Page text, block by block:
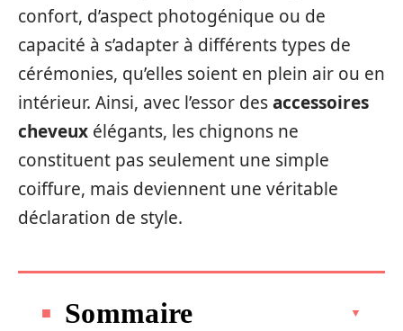
confort, d’aspect photogénique ou de
capacité à s’adapter à différents types de
cérémonies, qu’elles soient en plein air ou en
intérieur. Ainsi, avec l’essor desaccessoires
cheveux élégants, les chignons ne
constituent pas seulement une simple
coiffure, mais deviennent une véritable
déclaration de style.
Sommaire